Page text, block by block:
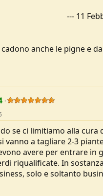
--- 11
anche le pigne e
se ci limitiamo alla
vanno a tagliare 2-3
avere per entrare
riqualificate. In
solo e soltanto